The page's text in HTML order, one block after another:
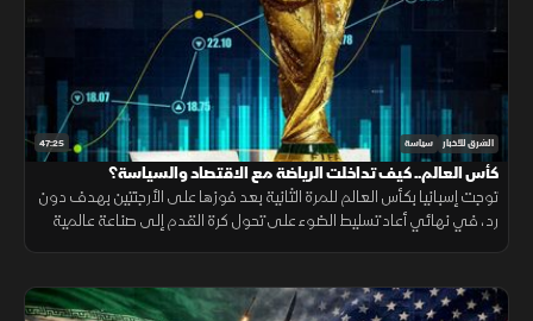
47:25 الشرق للأخبار سياسة
كأس العالم.. كيف تداخلت الرياضة مع الاقتصاد والسياسة؟
توجت إسبانيا بكأس العالم للمرة الثانية بعد فوزها على الأرجنتين بهدف دون
رد، في نهائي أعاد تسليط الضوء على تحول كرة القدم إلى صناعة عالمية